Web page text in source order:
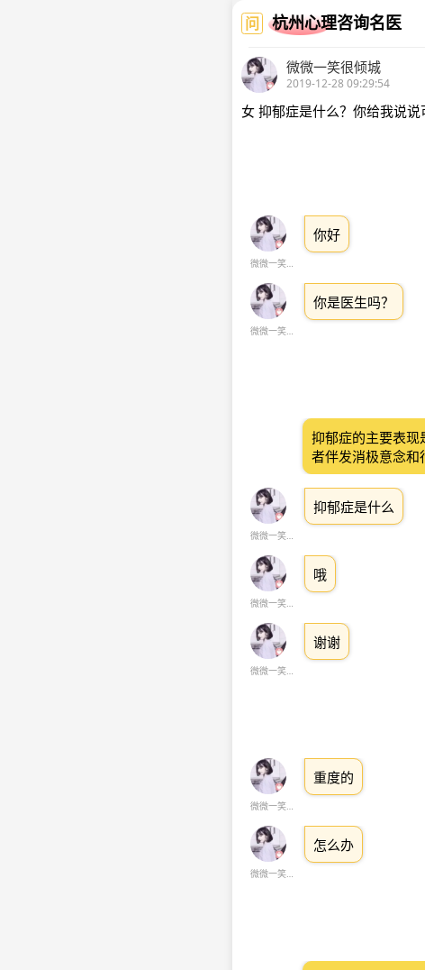
问 杭州心理咨询名医
微微一笑很倾城
2019-12-28 09:29:54
女 抑郁症是什么？你给我说
微微一笑很倾城
你好
微微一笑很倾城
你是医生吗？
抑郁症的主要表现
者伴发消极意念和
微微一笑很倾城
抑郁症是什么
微微一笑很倾城
哦
微微一笑很倾城
谢谢
微微一笑很倾城
重度的
微微一笑很倾城
怎么办